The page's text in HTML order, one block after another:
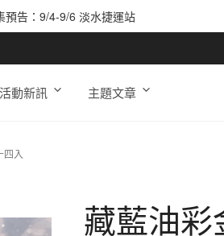
預告：9/4-9/6 淡水捷運站
活動新訊 主題文章
四入
藏藍油